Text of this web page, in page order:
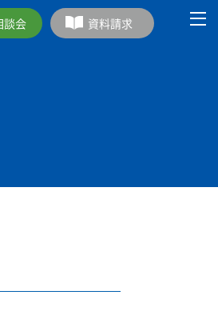
談会 資料請求